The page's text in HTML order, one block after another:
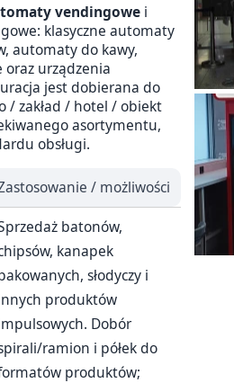
vendingowe i
klasyczne automaty
automaty do kawy,
oraz urządzenia
jest dobierana do
/ zakład / hotel / obiekt
asortymentu,
obsługi.
/ możliwości
batonów,
kanapek
słodyczy i
produktów
Dobór
ramion i półek do
produktów;